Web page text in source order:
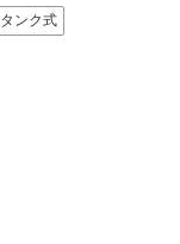
タンク式